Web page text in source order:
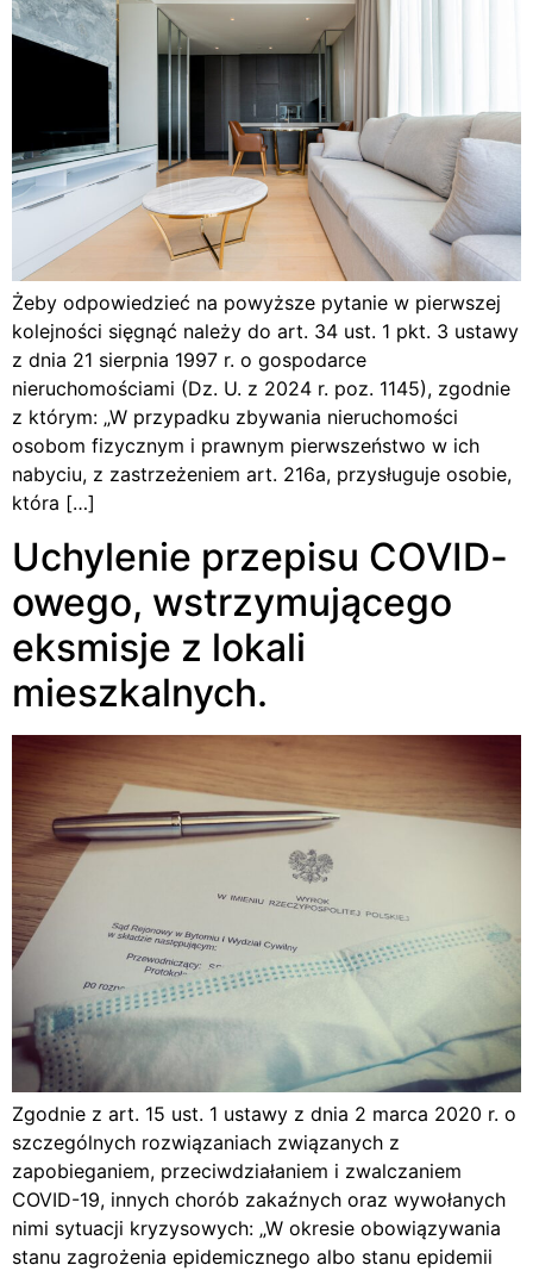
Żeby odpowiedzieć na powyższe pytanie w pierwszej
kolejności sięgnąć należy do art. 34 ust. 1 pkt. 3 ustawy
z dnia 21 sierpnia 1997 r. o gospodarce
nieruchomościami (Dz. U. z 2024 r. poz. 1145), zgodnie
z którym: „W przypadku zbywania nieruchomości
osobom fizycznym i prawnym pierwszeństwo w ich
nabyciu, z zastrzeżeniem art. 216a, przysługuje osobie,
która […]
Uchylenie przepisu COVID-
owego, wstrzymującego
eksmisje z lokali
mieszkalnych.
Zgodnie z art. 15 ust. 1 ustawy z dnia 2 marca 2020 r. o
szczególnych rozwiązaniach związanych z
zapobieganiem, przeciwdziałaniem i zwalczaniem
COVID-19, innych chorób zakaźnych oraz wywołanych
nimi sytuacji kryzysowych: „W okresie obowiązywania
stanu zagrożenia epidemicznego albo stanu epidemii